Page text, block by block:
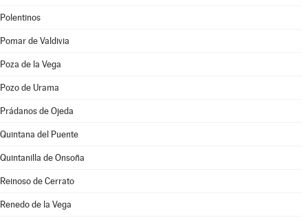
Polentinos
Pomar de Valdivia
Poza de la Vega
Pozo de Urama
Prádanos de Ojeda
Quintana del Puente
Quintanilla de Onsoña
Reinoso de Cerrato
Renedo de la Vega